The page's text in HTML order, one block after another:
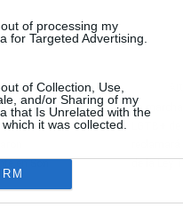
of processing my
for Targeted Advertising.
of Collection, Use,
and/or Sharing of my
that Is Unrelated with the
it was collected.
en que
de Sa
en Son
La marcha
de la Ley